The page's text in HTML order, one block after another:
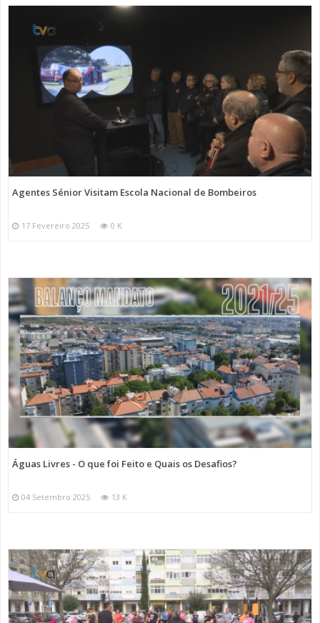
Agentes Sénior Visitam Escola Nacional de Bombeiros
17 Fevereiro 2025 0 K
Águas Livres - O que foi Feito e Quais os Desafios?
04 Setembro 2025 13 K